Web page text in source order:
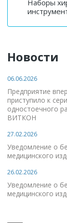
Наборы
Новости
06.06.2026
Предприятие
приступило к
одностоечного
ВИТКОН
27.02.2026
Уведомление о
медицинского
26.02.2026
Уведомление о
медицинского